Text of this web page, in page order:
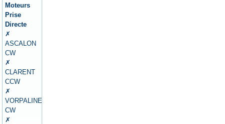
Moteurs
Prise
Directe
✗
ASCALON
CW
✗
CLARENT
CCW
✗
VORPALINE
CW
✗